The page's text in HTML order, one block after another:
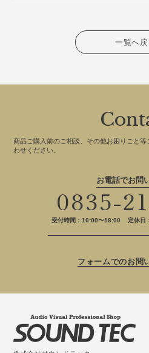
一覧へ戻
商品ご購入前のご相談、その他お困りごと
わせください。
お電話でお問
0835-
受付時間：10:00〜18:00 定休日
フォームでのお問